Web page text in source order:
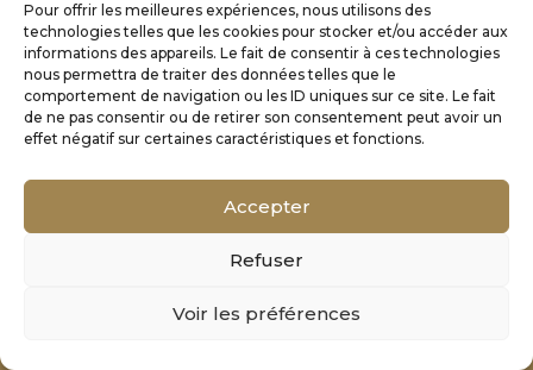
Pour offrir les meilleures expériences, nous utilisons des
technologies telles que les cookies pour stocker et/ou accéder aux
informations des appareils. Le fait de consentir à ces technologies
nous permettra de traiter des données telles que le
comportement de navigation ou les ID uniques sur ce site. Le fait
de ne pas consentir ou de retirer son consentement peut avoir un
effet négatif sur certaines caractéristiques et fonctions.
Accepter
Refuser
Voir les préférences
Mentions Légales